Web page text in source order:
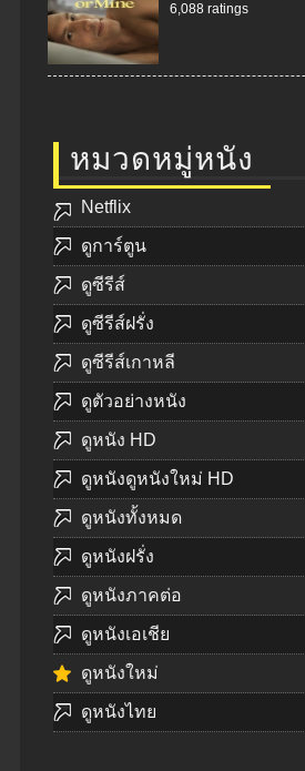
6,088 ratings
หมวดหมู่หนัง
Netflix
ดูการ์ตูน
ดูซีรีส์
ดูซีรีส์ฝรั่ง
ดูซีรีส์เกาหลี
ดูตัวอย่างหนัง
ดูหนัง HD
ดูหนังดูหนังใหม่ HD
ดูหนังทั้งหมด
ดูหนังฝรั่ง
ดูหนังภาคต่อ
ดูหนังเอเชีย
ดูหนังใหม่
ดูหนังไทย